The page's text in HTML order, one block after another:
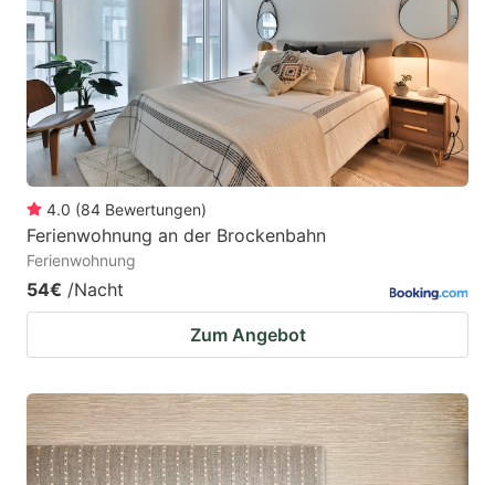
4.0 (84 Bewertungen)
Ferienwohnung an der Brockenbahn
Ferienwohnung
54€ /Nacht
Zum Angebot